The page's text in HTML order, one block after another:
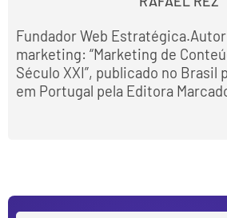
Fundador Web
marketing: “Marketing de
Século XXI”, publicado no Brasil
em Portugal pela Editora